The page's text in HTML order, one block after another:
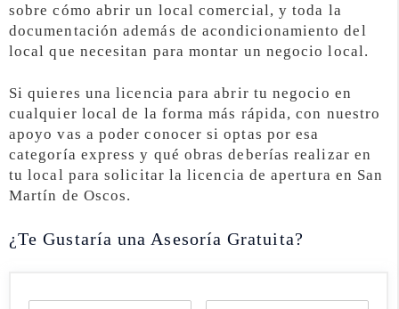
sobre cómo abrir un local comercial, y toda la
documentación además de acondicionamiento del
local que necesitan para montar un negocio local.
Si quieres una licencia para abrir tu negocio en
cualquier local de la forma más rápida, con nuestro
apoyo vas a poder conocer si optas por esa
categoría express y qué obras deberías realizar en
tu local para solicitar la licencia de apertura en San
Martín de Oscos.
¿Te Gustaría una Asesoría Gratuita?